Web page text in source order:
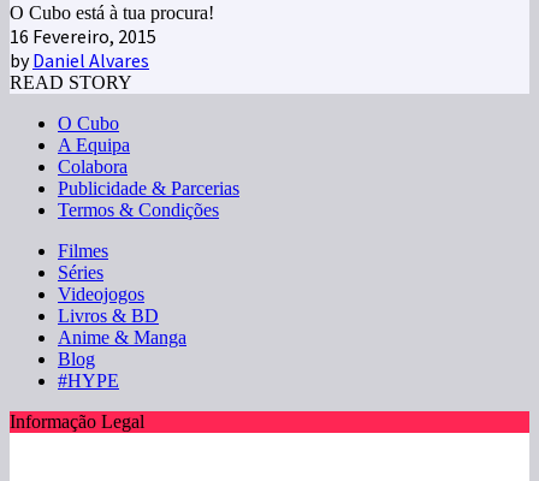
O Cubo está à tua procura!
16 Fevereiro, 2015
byDaniel Alvares
READ STORY
O Cubo
A Equipa
Colabora
Publicidade & Parcerias
Termos & Condições
Filmes
Séries
Videojogos
Livros & BD
Anime & Manga
Blog
#HYPE
Informação Legal